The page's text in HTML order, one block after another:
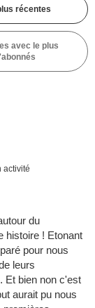
récentes
avec le plus
activité
du
histoire ! Etonant
pour nous
leurs
Et bien non c'est
aurait pu nous